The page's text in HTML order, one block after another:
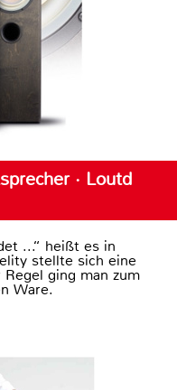
· Loutd
...“ heißt es in
stellte sich eine
ging man zum
Ware.